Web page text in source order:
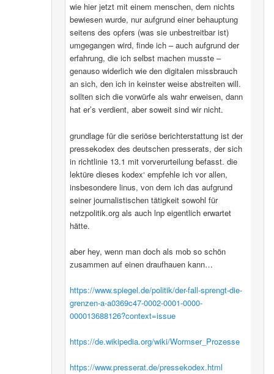
wie hier jetzt mit einem menschen, dem nichts
bewiesen wurde, nur aufgrund einer behauptung
seitens des opfers (was sie unbestreitbar ist)
umgegangen wird, finde ich – auch aufgrund der
erfahrung, die ich selbst machen musste –
genauso widerlich wie den digitalen missbrauch
an sich, den ich in keinster weise abstreiten will.
sollten sich die vorwürfe als wahr erweisen, dann
hat er’s verdient, aber soweit sind wir nicht.
grundlage für die seriöse berichterstattung ist der
pressekodex des deutschen presserats, der sich
in richtlinie 13.1 mit vorverurteilung befasst. die
lektüre dieses kodex‘ empfehle ich vor allen,
insbesondere linus, von dem ich das aufgrund
seiner journalistischen tätigkeit sowohl für
netzpolitik.org als auch lnp eigentlich erwartet
hätte.
aber hey, wenn man doch als mob so schön
zusammen auf einen draufhauen kann…
https://www.spiegel.de/politik/der-fall-sprengt-die-
grenzen-a-a0369c47-0002-0001-0000-
000013688126?context=issue
https://de.wikipedia.org/wiki/Wormser_Prozesse
https://www.presserat.de/pressekodex.html